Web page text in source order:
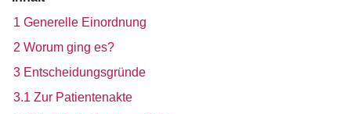
1 Generelle Einordnung
2 Worum ging es?
3 Entscheidungsgründe
3.1 Zur Patientenakte